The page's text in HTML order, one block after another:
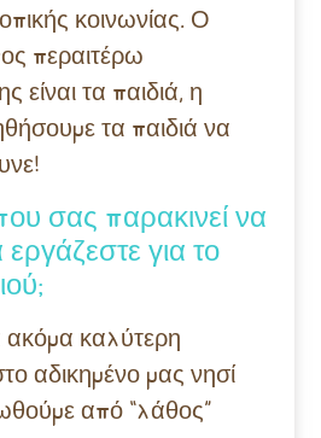
κοινωνίας. Ο
περαιτέρω
είναι τα παιδιά, η
τα παιδιά να
σας παρακινεί να
εργάζεστε για το
ακόμα καλύτερη
αδικημένο μας νησί
από “λάθος”